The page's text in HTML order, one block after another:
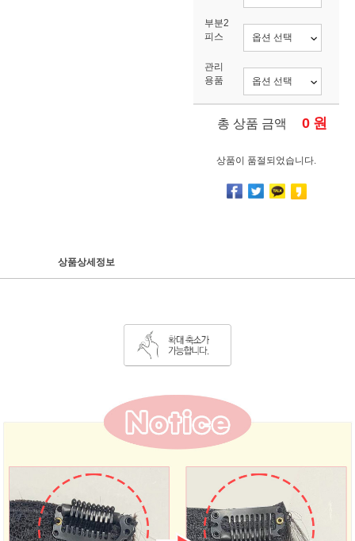
부분2
피스
관리
용품
총 상품 금액 0 원
상품이 품절되었습니다.
상품상세정보